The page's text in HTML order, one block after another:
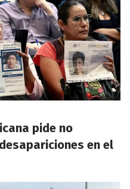
pide no
en el